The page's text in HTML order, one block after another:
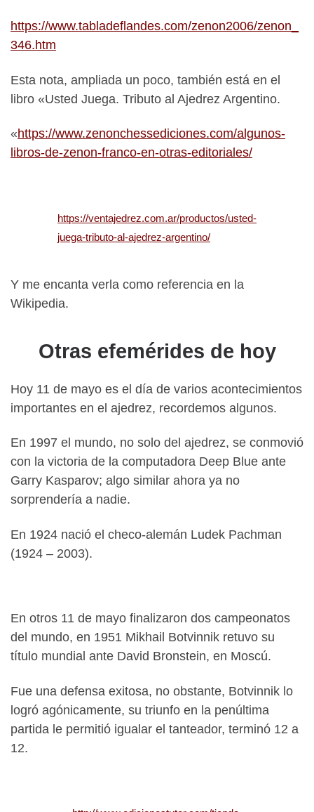
https://www.tabladeflandes.com/zenon2006/zenon_
346.htm
Esta nota, ampliada un poco, también está en el
libro «Usted Juega. Tributo al Ajedrez Argentino.
«https://www.zenonchessediciones.com/algunos-
libros-de-zenon-franco-en-otras-editoriales/
https://ventajedrez.com.ar/productos/usted-
juega-tributo-al-ajedrez-argentino/
Y me encanta verla como referencia en la
Wikipedia.
Otras efemérides de hoy
Hoy 11 de mayo es el día de varios acontecimientos
importantes en el ajedrez, recordemos algunos.
En 1997 el mundo, no solo del ajedrez, se conmovió
con la victoria de la computadora Deep Blue ante
Garry Kasparov; algo similar ahora ya no
sorprendería a nadie.
En 1924 nació el checo-alemán Ludek Pachman
(1924 – 2003).
En otros 11 de mayo finalizaron dos campeonatos
del mundo, en 1951 Mikhail Botvinnik retuvo su
título mundial ante David Bronstein, en Moscú.
Fue una defensa exitosa, no obstante, Botvinnik lo
logró agónicamente, su triunfo en la penúltima
partida le permitió igualar el tanteador, terminó 12 a
12.